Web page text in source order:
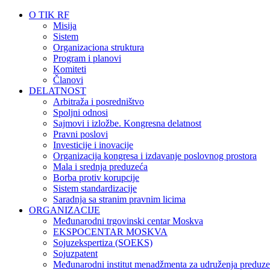
O TIK RF
Misija
Sistem
Organizaciona struktura
Program i planovi
Komiteti
Članovi
DELATNOST
Arbitraža i posredništvo
Spoljni odnosi
Sajmovi i izložbe. Kongresna delatnost
Pravni poslovi
Investicije i inovacije
Organizacija kongresa i izdavanje poslovnog prostora
Mala i srednja preduzeća
Borba protiv korupcije
Sistem standardizacije
Saradnja sa stranim pravnim licima
ORGANIZACIJE
Međunarodni trgovinski centar Moskva
EKSPOCENTAR MOSKVA
Sojuzekspertiza (SOEKS)
Sojuzpatent
Međunarodni institut menadžmenta za udruženja